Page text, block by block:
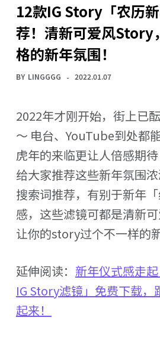
12款IG Story「农历
荐！清新可爱风Story
格的新年氛围！
BY LINGGGG 2022.01.07
2022年才刚开始，街上已
～ 电台、YouTube到处都
虎年的来临更让人倍感期
给大家推荐这些新年氛围
搜索词推荐，有别于新年
感，这些滤镜可都是清新
让你的story过个不一样的
延伸阅读： 新年仪式感走
IG Story滤镜」免费下载，
起来！